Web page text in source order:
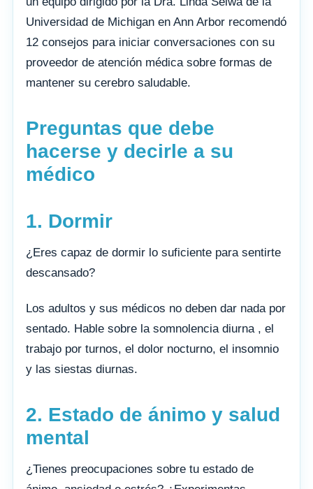
Universidad de Michigan en Ann Arbor recomendó
12 consejos para iniciar conversaciones con su
proveedor de atención médica sobre formas de
mantener su cerebro saludable.
Preguntas que debe
hacerse y decirle a su
médico
1. Dormir
¿Eres capaz de dormir lo suficiente para sentirte
descansado?
Los adultos y sus médicos no deben dar nada por
sentado. Hable sobre la somnolencia diurna , el
trabajo por turnos, el dolor nocturno, el insomnio
y las siestas diurnas.
2. Estado de ánimo y salud
mental
¿Tienes preocupaciones sobre tu estado de